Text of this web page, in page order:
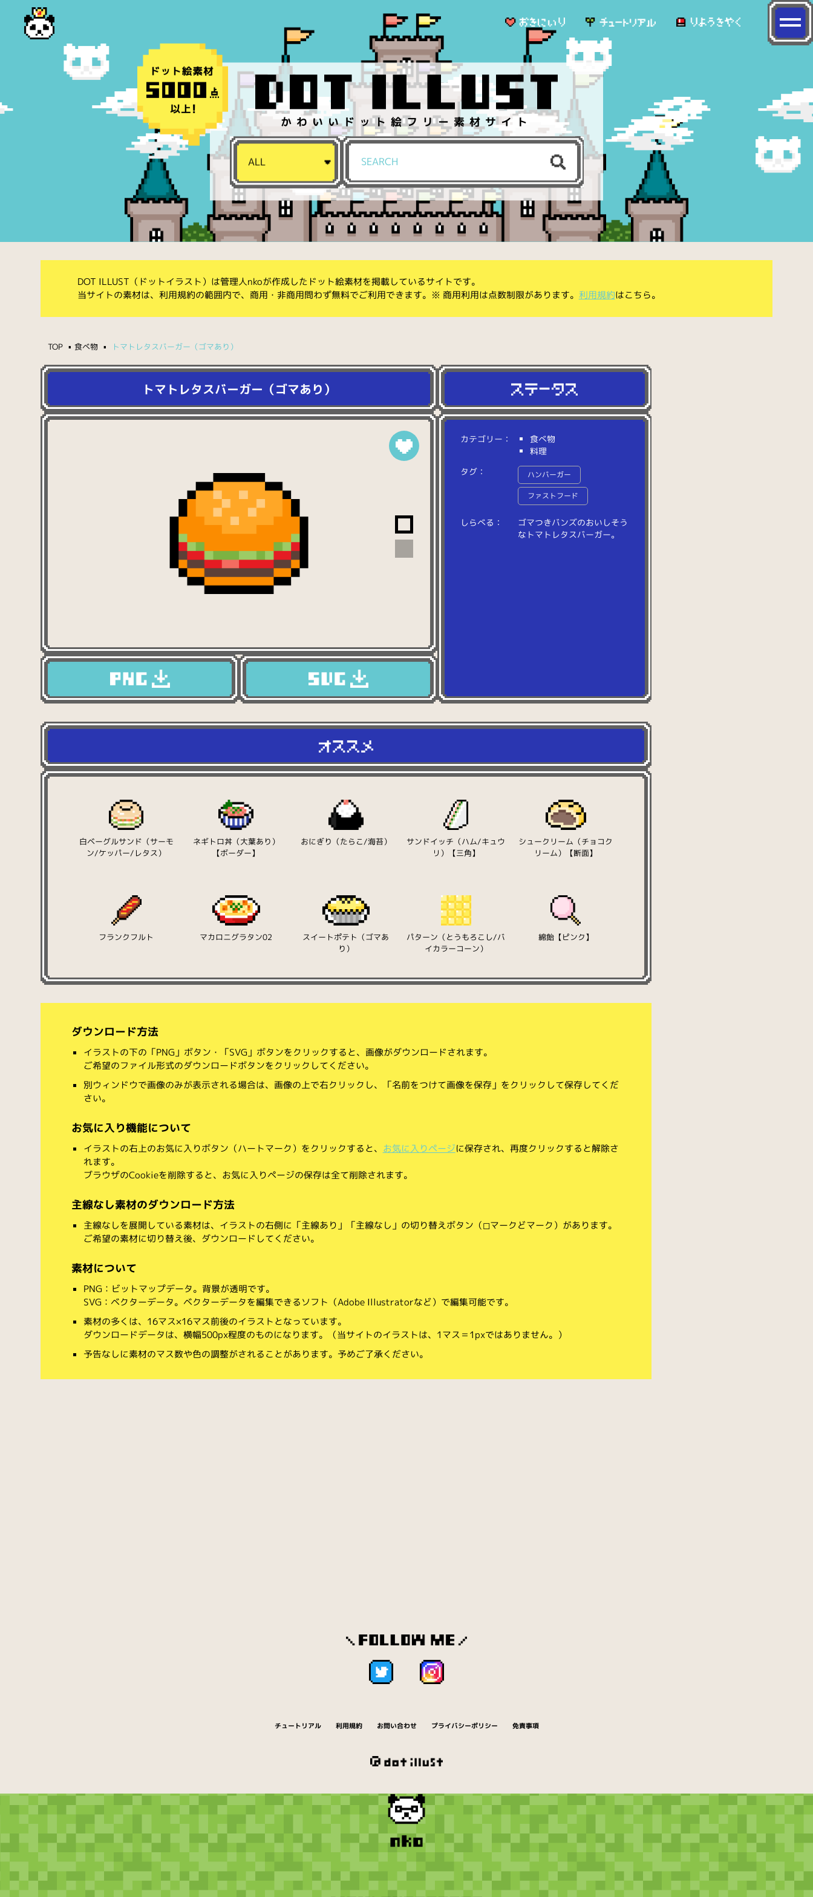
かわいいドット絵フリー素材サイト
DOT ILLUST（ドットイラスト）は管理人nkoが作成したドット絵素材を掲載しているサイトです。
当サイトの素材は、利用規約の範囲内で、商用・非商用問わず無料でご利用できます。※ 商用利用は点数制限があります。 利用規約はこちら。
TOP 食べ物 トマトレタスバーガー（ゴマあり）
トマトレタスバーガー（ゴマあり）
カテゴリー：
食べ物
料理
タグ：
ハンバーガー
ファストフード
しらべる： ゴマつきバンズのおい しそう
な トマ ト レ タスバーガー。
白ベーグルサンド（サーモ
ン/ケッパー/レタス）
ネギトロ丼（大葉あり）
【ボーダー】
おにぎり（たらこ/海苔）
サンドイッチ（ハム/キュウ
リ）【三角】
シュークリーム（チョコク
リーム）【断面】
フランクフルト マカロニグラタン02
スイートポテト（ゴマあ
り）
パターン（とうもろこし/バ
イカラーコーン）
綿飴【ピンク】
ダウンロード方法
イラストの下の「PNG」ボタン・「SVG」ボタンをクリックすると、画像がダウンロードされます。
ご希望のファイル形式のダウンロードボタンをクリックしてください。
別ウィンドウで画像のみが表示される場合は、画像の上で右クリックし、「名前をつけて画像を保存」をクリックして保存してくだ
さい。
お気に入り機能について
イラストの右上のお気に入りボタン（ハートマーク）をクリックすると、 お気に入りページに保存され、再度クリックすると解除さ
れます。
ブラウザのCookieを削除すると、お気に入りページの保存は全て削除されます。
主線なし素材のダウンロード方法
主線なしを展開している素材は、イラストの右側に「主線あり」「主線なし」の切り替えボタン（◻︎マークと◼︎マーク）があります。
ご希望の素材に切り替え後、ダウンロードしてください。
素材について
PNG：ビットマップデータ。背景が透明です。
SVG：ベクターデータ。ベクターデータを編集できるソフト（Adobe Illustratorなど）で編集可能です。
素材の多くは、16マス×16マス前後のイラストとなっています。
ダウンロードデータは、横幅500px程度のものになります。（当サイトのイラストは、1マス＝1pxではありません。）
予告なしに素材のマス数や色の調整がされることがあります。予めご了承ください。
チュートリアル 利用規約 お問い合わせ プライバシーポリシー 免責事項